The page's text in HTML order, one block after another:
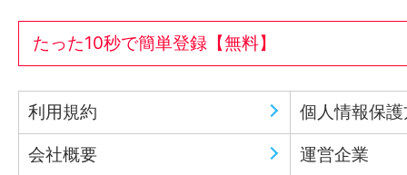
たった10秒で簡単登録【無料】
利用規約 個人情報保
会社概要 運営企業